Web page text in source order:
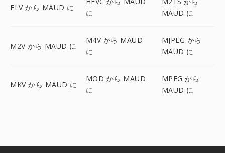
FLV から MAUD に
に
MAUD に
M2V から MAUD に
M4V から MAUD
に
MJPEG から
MAUD に
MKV から MAUD に
MOD から MAUD
に
MPEG から
MAUD に